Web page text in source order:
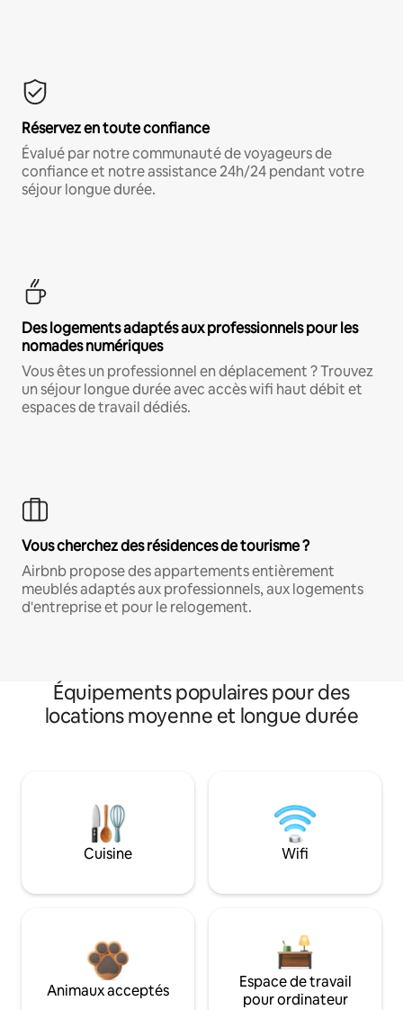
Réservez en toute confiance
Évalué par notre communauté de voyageurs de
confiance et notre assistance 24h/24 pendant votre
séjour longue durée.
Des logements adaptés aux professionnels pour les
nomades numériques
Vous êtes un professionnel en déplacement ? Trouvez
un séjour longue durée avec accès wifi haut débit et
espaces de travail dédiés.
Vous cherchez des résidences de tourisme ?
Airbnb propose des appartements entièrement
meublés adaptés aux professionnels, aux logements
d'entreprise et pour le relogement.
Équipements populaires pour des
locations moyenne et longue durée
Cuisine Wifi
Animaux acceptés
Espace de travail
pour ordinateur